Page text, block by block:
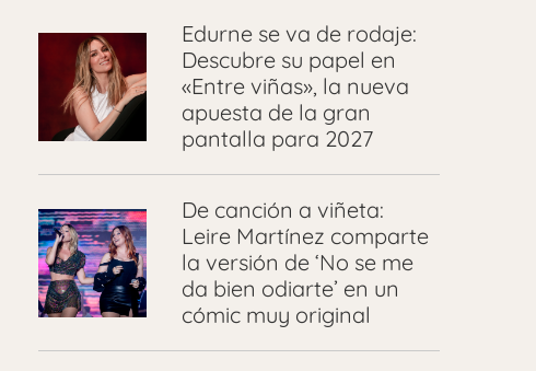
Edurne se va de rodaje:
Descubre su papel en
«Entre viñas», la nueva
apuesta de la gran
pantalla para 2027
De canción a viñeta:
Leire Martínez comparte
la versión de ‘No se me
da bien odiarte’ en un
cómic muy original